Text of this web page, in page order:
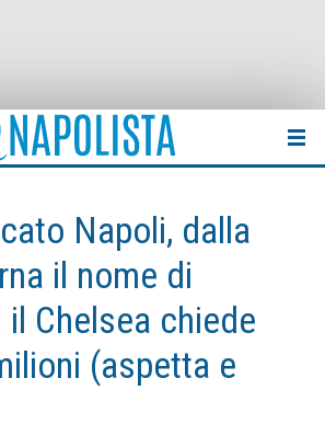
Napoli, dalla
il nome di
il Chelsea chiede
(aspetta e